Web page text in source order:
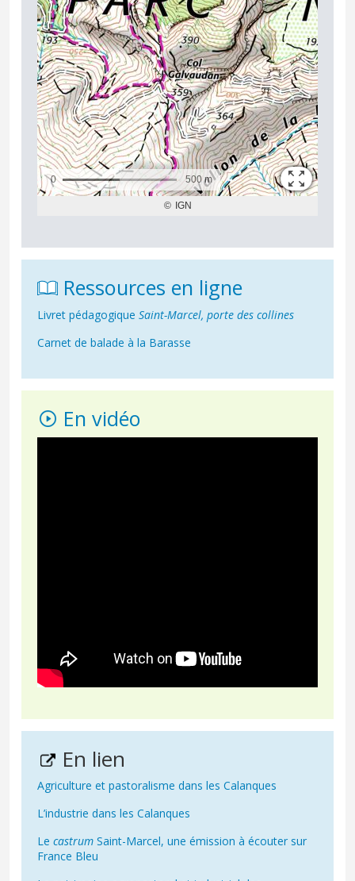
Ressources en ligne
Livret pédagogique Saint-Marcel, porte des collines
Carnet de balade à la Barasse
En vidéo
En lien
Agriculture et pastoralisme dans les Calanques
L’industrie dans les Calanques
Le castrum Saint-Marcel, une émission à écouter sur
France Bleu